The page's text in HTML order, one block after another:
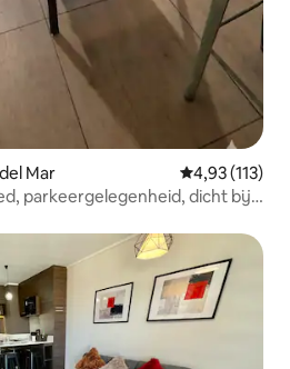
Mar Gemiddelde
4,93 (113)
parkeergelegenheid, dicht bij